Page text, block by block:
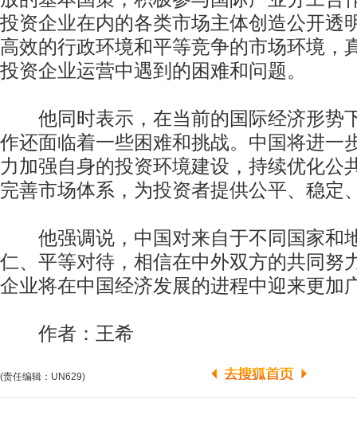
投资企业在内的各类市场主体创造公开透
高效的行政环境和平等竞争的市场环境，
投资企业运营中遇到的困难和问题。
他同时表示，在当前的国际经济形势
作还面临着一些困难和挑战。中国将进一
力加强自身的投资环境建设，持续优化公
完善市场体系，为投资者提供公平、稳定
他强调说，中国对来自于不同国家和
仁、平等对待，相信在中外双方的共同努
企业将在中国经济发展的进程中迎来更加
作者：王希
(责任编辑：UN629)